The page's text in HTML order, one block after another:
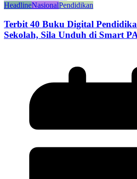
HeadlineNasionalPendidikan
Terbit 40 Buku Digital
Sekolah, Sila Unduh di Smart